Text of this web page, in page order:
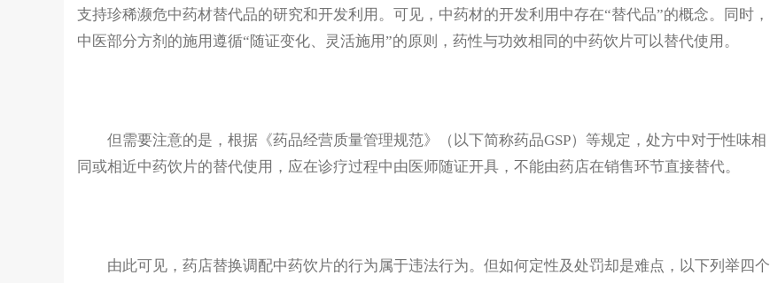
支持珍稀濒危中药材替代品的研究和开发利用。可见，中药材的开发利用中存在“替代品”的概念。同时，
中医部分方剂的施用遵循“随证变化、灵活施用”的原则，药性与功效相同的中药饮片可以替代使用。
但需要注意的是，根据《药品经营质量管理规范》（以下简称药品GSP）等规定，处方中对于性味相
同或相近中药饮片的替代使用，应在诊疗过程中由医师随证开具，不能由药店在销售环节直接替代。
由此可见，药店替换调配中药饮片的行为属于违法行为。但如何定性及处罚却是难点，以下列举四个